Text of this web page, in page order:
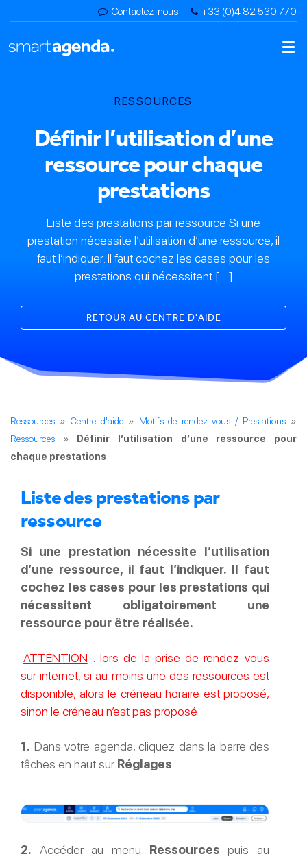
Contactez-nous +33 (0)4 82 530 770
RESSOURCES
Définir l’utilisation d’une
ressource pour chaque
prestations
Liste des prestations par ressource Si une
prestation nécessite l’utilisation d’une ressource, il
faut l’indiquer. Il faut cochez les cases pour les
prestations qui nécessitent […]
RETOUR AU CENTRE D'AIDE
Ressources » Centre d'aide» Motifs de rendez-vous / Prestations »
Ressources »
Définir l’utilisation d’une ressource pour
chaque prestations
Liste des prestations par
ressource
Si une prestation nécessite l’utilisation
d’une ressource, il faut l’indiquer. Il faut
cochez les cases pour les prestations qui
nécessitent obligatoirement une
ressource pour être réalisée.
ATTENTION : lors de la prise de rendez-vous
sur internet, si au moins une des ressources est
disponible, alors le créneau horaire est proposé,
sinon le créneau n’est pas proposé.
1. Dans votre agenda, cliquez dans la barre des
tâches en haut sur Réglages
2. Accéder au menu Ressources puis au